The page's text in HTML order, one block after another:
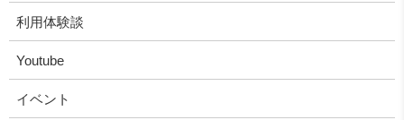
利用体験談
Youtube
イベント